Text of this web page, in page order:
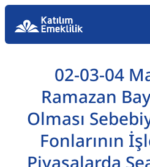
02-03-04
Ramazan
Olması
Fonlarının
Piyasalarda